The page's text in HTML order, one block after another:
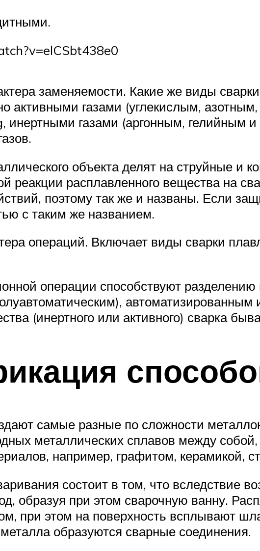
заменяемости. Какие же виды
активными газами (углекислым,
инертными газами (аргонным, гелийным
объекта делят на струйные и
реакции расплавленного вещества на
поэтому так же и названы. Если
с таким же названием.
операций. Включает виды сварки
операции способствуют
автоматизированным
(инертного или активного) сварка
самые разные по сложности
металлических сплавов между
например, графитом, керамикой,
состоит в том, что вследствие
образуя при этом сварочную ванну.
при этом на поверхность всплывают
образуются сварные соединения.